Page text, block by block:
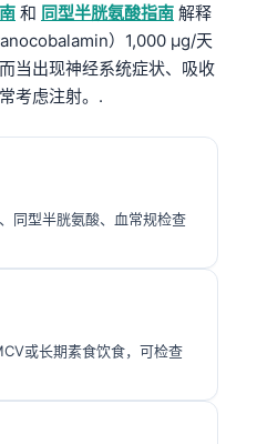
和 同型半胱氨酸指南 解释
）1,000 µg/天
当出现神经系统症状、吸收
考虑注射。.
同型半胱氨酸、血常规检查
或长期素食饮食，可检查